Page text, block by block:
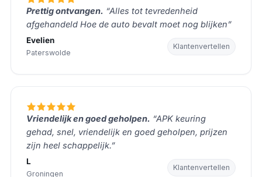
Prettig ontvangen. “Alles tot tevredenheid
afgehandeld Hoe de auto bevalt moet nog blijken”
Evelien
Paterswolde
Klantenvertellen
Vriendelijk en goed geholpen. “APK keuring
gehad, snel, vriendelijk en goed geholpen, prijzen
zijn heel schappelijk.”
L
Groningen
Klantenvertellen